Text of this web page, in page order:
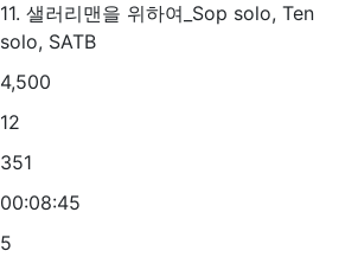
11. 샐러리맨을 위하여_Sop solo, Ten
solo, SATB
4,500
12
351
00:08:45
5